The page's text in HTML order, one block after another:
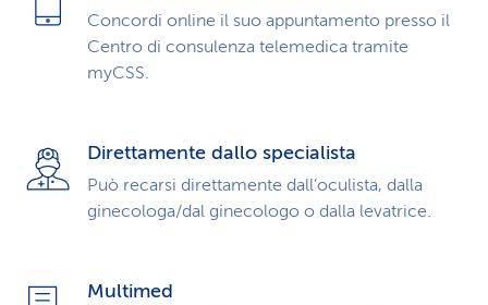
Concordi online il suo appuntamento presso il
Centro di consulenza telemedica tramite
myCSS.
Direttamente dallo specialista
Può recarsi direttamente dall’oculista, dalla
ginecologa/dal ginecologo o dalla levatrice.
Multimed